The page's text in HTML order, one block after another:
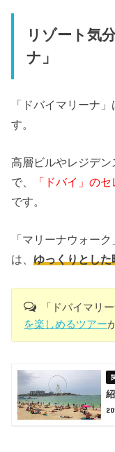
リゾート気
ナ」
「ドバイマリーナ
す。
高層ビルやレジデ
で、
「ドバイ」の
です。
「マリーナウォー
は、ゆっくりとした
「ドバイマリ
を楽しめるツアー